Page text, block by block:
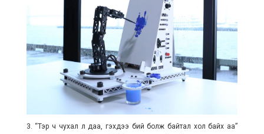
3. “Тэр ч чухал л даа, гэхдээ бий болж байтал хол байх аа”